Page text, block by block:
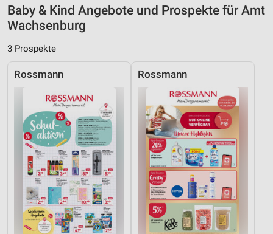
Baby & Kind Angebote und Prospekte für Amt
Wachsenburg
3 Prospekte
Rossmann Rossmann
Performance
Funktional
Werbung